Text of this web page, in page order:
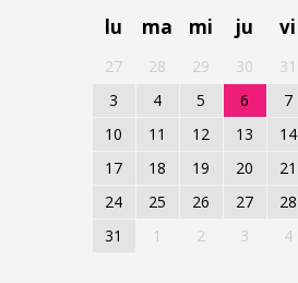
lu
ma mi ju vi
27 28 29 30 31
3
4 5 6 7
10
11 12 13 14
17
18 19 20 21
24
25 26 27 28
31
1 2 3 4